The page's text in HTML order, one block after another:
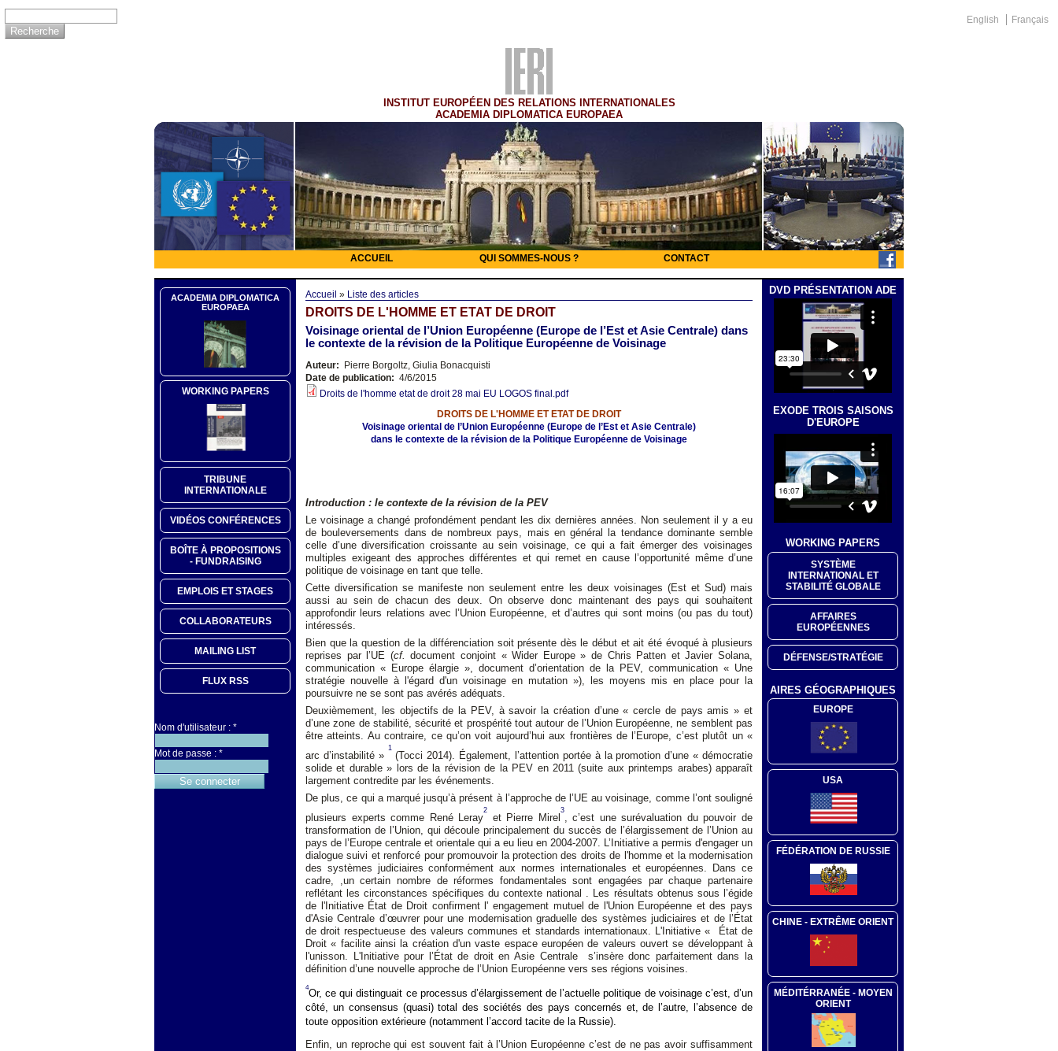
English Français
INSTITUT EUROPÉEN DES RELATIONS INTERNATIONALES
ACADEMIA DIPLOMATICA EUROPAEA
ACCUEIL QUI SOMMES-NOUS ? CONTACT
ACADEMIA DIPLOMATICA
EUROPAEA
WORKING PAPERS
TRIBUNE
INTERNATIONALE
VIDÉOS CONFÉRENCES
BOÎTE À PROPOSITIONS
- FUNDRAISING
EMPLOIS ET STAGES
COLLABORATEURS
MAILING LIST
FLUX RSS
Nom d'utilisateur : *
Mot de passe : *
Accueil » Liste des articles
DROITS DE L'HOMME ET ETAT DE DROIT
Voisinage oriental de l’Union Européenne (Europe de l’Est et Asie Centrale) dans
le contexte de la révision de la Politique Européenne de Voisinage
Auteur: Pierre Borgoltz, Giulia Bonacquisti
Date de publication: 4/6/2015
Droits de l'homme etat de droit 28 mai EU LOGOS final.pdf
DROITS DE L'HOMME ET ETAT DE DROIT
Voisinage oriental de l’Union Européenne (Europe de l’Est et Asie Centrale)
dans le contexte de la révision de la Politique Européenne de Voisinage
Introduction : le contexte de la révision de la PEV
Le voisinage a changé profondément pendant les dix dernières années. Non seulement il y a eu
de bouleversements dans de nombreux pays, mais en général la tendance dominante semble
celle d’une diversification croissante au sein voisinage, ce qui a fait émerger des voisinages
multiples exigeant des approches différentes et qui remet en cause l’opportunité même d’une
politique de voisinage en tant que telle.
Cette diversification se manifeste non seulement entre les deux voisinages (Est et Sud) mais
aussi au sein de chacun des deux. On observe donc maintenant des pays qui souhaitent
approfondir leurs relations avec l’Union Européenne, et d’autres qui sont moins (ou pas du tout)
intéressés.
Bien que la question de la différenciation soit présente dès le début et ait été évoqué à plusieurs
reprises par l’UE (cf.document conjoint « Wider Europe » de Chris Patten et Javier Solana,
communication « Europe élargie », document d’orientation de la PEV, communication « Une
stratégie nouvelle à l'égard d'un voisinage en mutation »), les moyens mis en place pour la
poursuivre ne se sont pas avérés adéquats.
Deuxièmement, les objectifs de la PEV, à savoir la création d’une « cercle de pays amis » et
d’une zone de stabilité, sécurité et prospérité tout autour de l’Union Européenne, ne semblent pas
être atteints. Au contraire, ce qu’on voit aujourd’hui aux frontières de l’Europe, c’est plutôt un «
arc d’instabilité »
1
(Tocci 2014). Également, l’attention portée à la promotion d’une « démocratie
solide et durable » lors de la révision de la PEV en 2011 (suite aux printemps arabes) apparaît
largement contredite par les événements.
De plus, ce qui a marqué jusqu’à présent à l’approche de l’UE au voisinage, comme l’ont souligné
plusieurs experts comme René Leray
2
et Pierre Mirel
3
, c’est une surévaluation du pouvoir de
transformation de l’Union, qui découle principalement du succès de l’élargissement de l’Union au
pays de l’Europe centrale et orientale qui a eu lieu en 2004-2007. L’Initiative a permis d'engager un
dialogue suivi et renforcé pour promouvoir la protection des droits de l'homme et la modernisation
des systèmes judiciaires conformément aux normes internationales et européennes. Dans ce
cadre, ,un certain nombre de réformes fondamentales sont engagées par chaque partenaire
reflétant les circonstances spécifiques du contexte national . Les résultats obtenus sous l’égide
de l'Initiative État de Droit confirment l' engagement mutuel de l'Union Européenne et des pays
d'Asie Centrale d’œuvrer pour une modernisation graduelle des systèmes judiciaires et de l’État
de droit respectueuse des valeurs communes et standards internationaux. L'Initiative « État de
Droit « facilite ainsi la création d'un vaste espace européen de valeurs ouvert se développant à
l'unisson. L'Initiative pour l’État de droit en Asie Centrale s’insère donc parfaitement dans la
définition d’une nouvelle approche de l’Union Européenne vers ses régions voisines.
4
Or, ce qui distinguait ce processus d’élargissement de l’actuelle politique de voisinage c’est, d’un
côté, un consensus (quasi) total des sociétés des pays concernés et, de l’autre, l’absence de
toute opposition extérieure (notamment l’accord tacite de la Russie).
Enfin, un reproche qui est souvent fait à l’Union Européenne c’est de ne pas avoir suffisamment
DVD PRÉSENTATION ADE
EXODE TROIS SAISONS
D'EUROPE
WORKING PAPERS
SYSTÈME
INTERNATIONAL ET
STABILITÉ GLOBALE
AFFAIRES
EUROPÉENNES
DÉFENSE/STRATÉGIE
AIRES GÉOGRAPHIQUES
EUROPE
USA
FÉDÉRATION DE RUSSIE
CHINE - EXTRÊME ORIENT
MÉDITÉRRANÉE - MOYEN
ORIENT